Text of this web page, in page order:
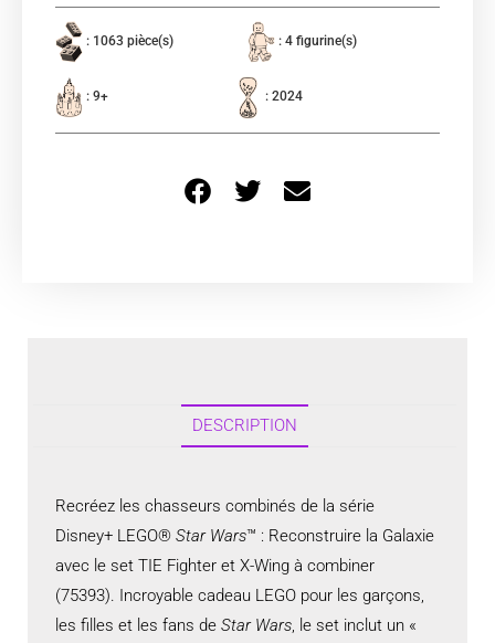
: 1063 pièce(s) : 4 figurine(s)
: 9+ : 2024
DESCRIPTION
Recréez les chasseurs combinés de la série
Disney+ LEGO® Star Wars™ : Reconstruire la Galaxie
avec le set TIE Fighter et X-Wing à combiner
(75393). Incroyable cadeau LEGO pour les garçons,
les filles et les fans de Star Wars , le set inclut un «